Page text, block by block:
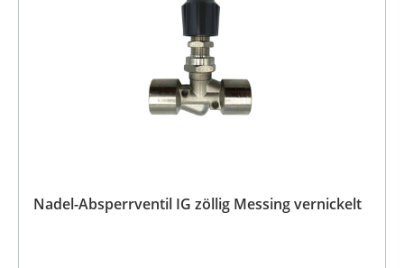
Nadel-Absperrventil IG zöllig Messing vernickelt